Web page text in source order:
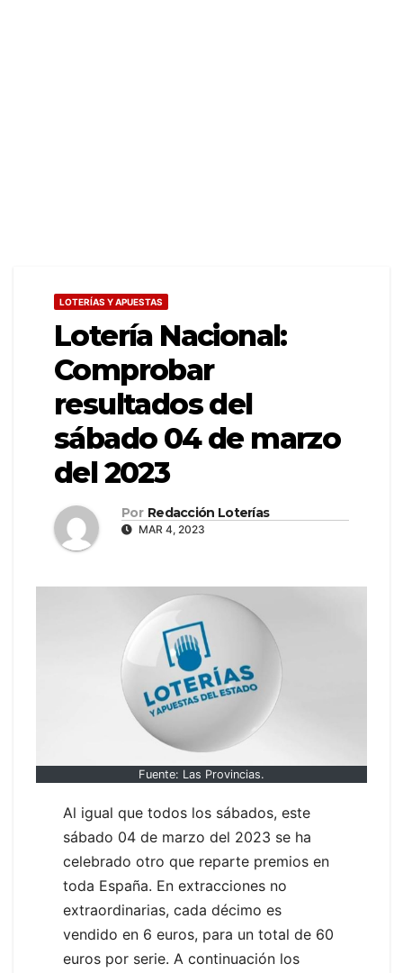
LOTERÍAS Y APUESTAS
Lotería Nacional:
Comprobar
resultados del
sábado 04 de marzo
del 2023
Por Redacción Loterías
MAR 4, 2023
Fuente: Las Provincias.
Al igual que todos los sábados, este
sábado 04 de marzo del 2023 se ha
celebrado otro que reparte premios en
toda España. En extracciones no
extraordinarias, cada décimo es
vendido en 6 euros, para un total de 60
euros por serie. A continuación los